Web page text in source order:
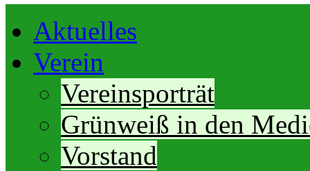
Aktuelles
Verein
Vereinsporträt
Grünweiß in den
Vorstand